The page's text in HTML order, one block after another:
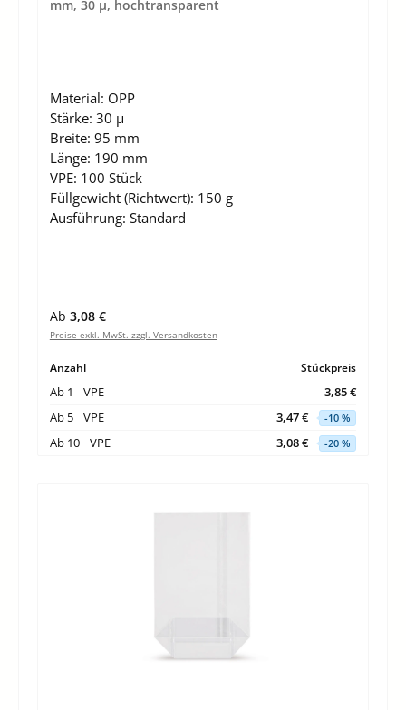
mm, 30 µ, hochtransparent
Material: OPP
Stärke: 30 µ
Breite: 95 mm
Länge: 190 mm
VPE: 100 Stück
Füllgewicht (Richtwert): 150 g
Ausführung: Standard
Regulärer Preis:
Ab 3,08 €
Preise exkl. MwSt. zzgl. Versandkosten
Anzahl Stückpreis
Ab 1 VPE
3,85 €
Ab 5 VPE 3,47 € -10 %
Ab 10 VPE 3,08 € -20 %